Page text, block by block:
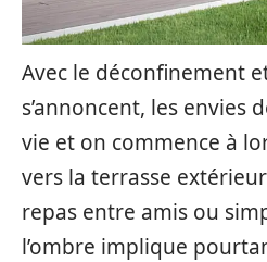
Avec le déconfinement
s’annoncent, les envies
vie et on commence à
vers la terrasse
repas entre amis ou
l’ombre implique